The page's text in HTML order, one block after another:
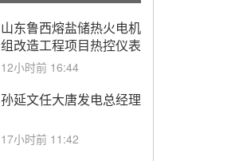
山东鲁西熔盐储热火电机
组改造工程项目热控仪表
成套设备采购
12小时前 16:44
孙延文任大唐发电总经理
17小时前 11:42